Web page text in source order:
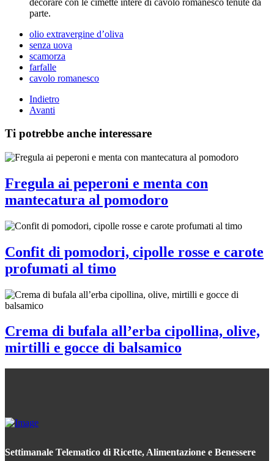
parte.
olio extravergine d’oliva
senza uova
scamorza
farfalle
cavolo romanesco
Indietro
Avanti
Ti potrebbe anche interessare
Fregula ai peperoni e menta con
mantecatura al pomodoro
Confit di pomodori, cipolle rosse e carote
profumati al timo
Crema di bufala all’erba cipollina, olive,
mirtilli e gocce di balsamico
Settimanale Telematico di Ricette, Alimentazione e Benessere